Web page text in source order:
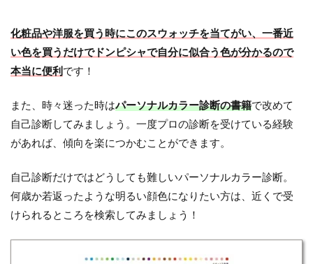
化粧品や洋服を買う時にこのスウォッチを当てがい、一番近
い色を買うだけでドンピシャで自分に似合う色が分かるので
本当に便利 です！
また、時々迷った時はパーソナルカラー診断の書籍で改めて
自己診断してみましょう。一度プロの診断を受けている経験
があれば、傾向を楽につかむことができます。
自己診断だけではどうしても難しいパーソナルカラー診断。
何歳か若返ったような明るい顔色になりたい方は、近くで受
けられるところを検索してみましょう！